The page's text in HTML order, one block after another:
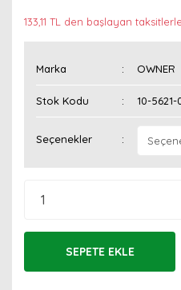
133,11 TL den başlayan
Marka OWNER
Stok Kodu 10-5621-
Seçenekler
SEPETE EKLE